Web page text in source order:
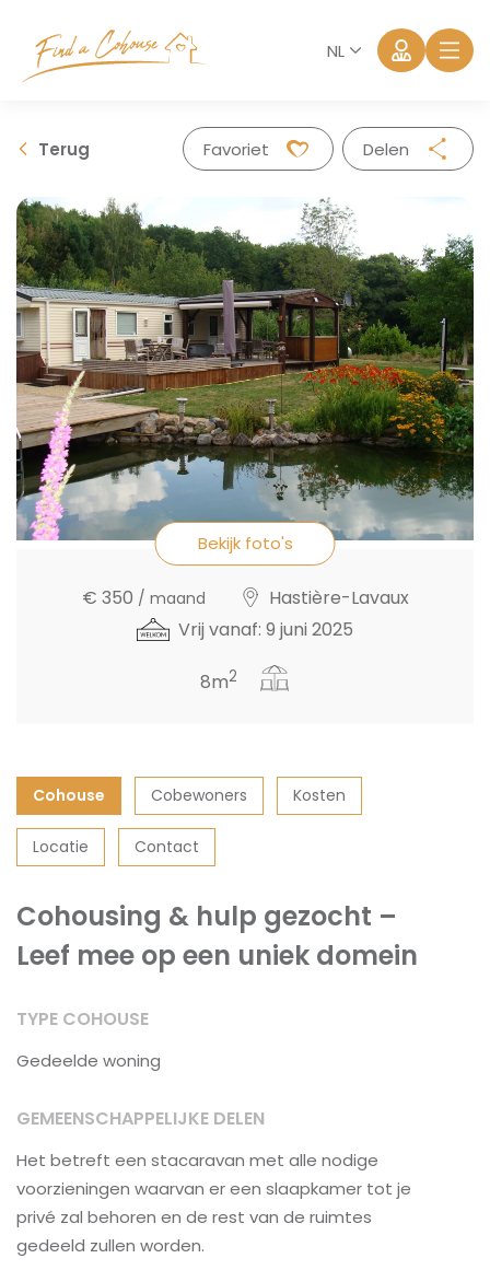
NL
Aanmelden
Wachtwoord vergeten?
Terug Favoriet
Delen
Whatsapp
Mail
Bekijk foto's
€ 350 / maand
Hastière-Lavaux
Vrij vanaf: 9 juni 2025
8m2
Cohouse Cobewoners Kosten
Locatie Contact
Cohousing & hulp gezocht –
Leef mee op een uniek domein
TYPE COHOUSE
Gedeelde woning
GEMEENSCHAPPELIJKE DELEN
Het betreft een stacaravan met alle nodige
voorzieningen waarvan er een slaapkamer tot je
privé zal behoren en de rest van de ruimtes
gedeeld zullen worden.